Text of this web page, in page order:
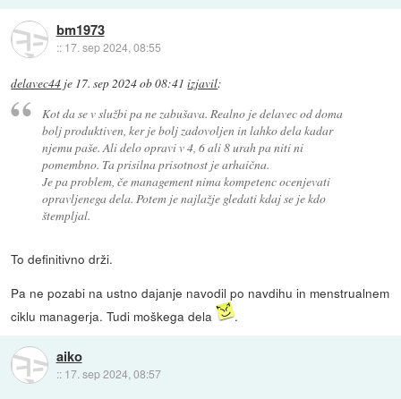
bm1973
:: 17. sep 2024, 08:55
delavec44 je 17. sep 2024 ob 08:41 izjavil:
Kot da se v službi pa ne zabušava. Realno je delavec od doma
bolj produktiven, ker je bolj zadovoljen in lahko dela kadar
njemu paše. Ali delo opravi v 4, 6 ali 8 urah pa niti ni
pomembno. Ta prisilna prisotnost je arhaična.
Je pa problem, če management nima kompetenc ocenjevati
opravljenega dela. Potem je najlažje gledati kdaj se je kdo
štempljal.
To definitivno drži.
Pa ne pozabi na ustno dajanje navodil po navdihu in menstrualnem
ciklu managerja. Tudi moškega dela
.
aiko
:: 17. sep 2024, 08:57